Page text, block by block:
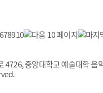
78910
4726, 중앙대학교 예술대학 음